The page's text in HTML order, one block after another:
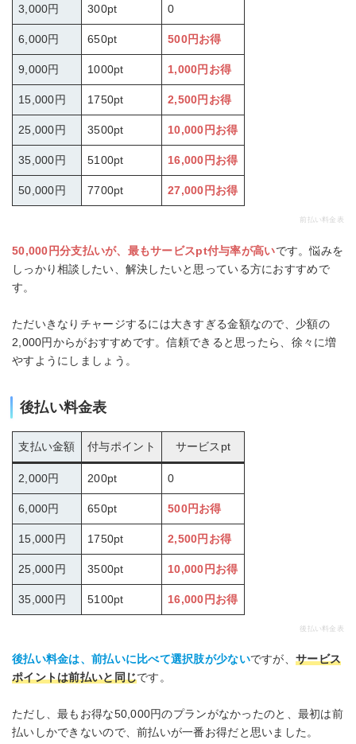
3,000円 300pt 0
6,000円 650pt 500円お得
9,000円 1000pt 1,000円お得
15,000円 1750pt 2,500円お得
25,000円 3500pt 10,000円お得
35,000円 5100pt 16,000円お得
50,000円 7700pt 27,000円お得
前払い料金表
50,000円分支払いが、最もサービスpt付与率が高いです。悩みを
しっかり相談したい、解決したいと思っている方におすすめで
す。
ただいきなりチャージするには大きすぎる金額なので、少額の
2,000円からがおすすめです。信頼できると思ったら、徐々に増
やすようにしましょう。
後払い料金表
支払い金額 付与ポイント サービスpt
2,000円 200pt 0
6,000円 650pt 500円お得
15,000円 1750pt 2,500円お得
25,000円 3500pt 10,000円お得
35,000円 5100pt 16,000円お得
後払い料金表
後払い料金は、前払いに比べて選択肢が少ないですが、サービス
ポイントは前払いと同じです。
ただし、最もお得な50,000円のプランがなかったのと、最初は前
払いしかできないので、前払いが一番お得だと思いました。